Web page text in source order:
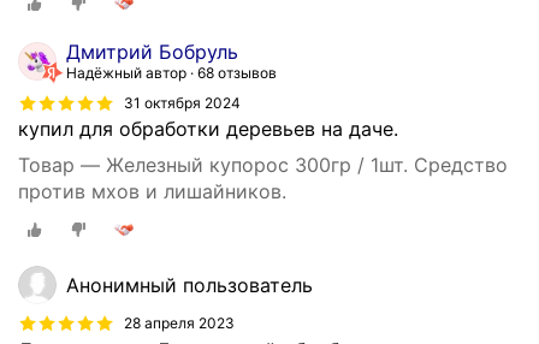
Дмитрий Бобруль
Надёжный автор 68 отзывов
31 октября 2024
купил для обработки деревьев на даче.
Товар — Железный купорос 300гр / 1шт. Средство
против мхов и лишайников.
Анонимный пользователь
28 апреля 2023